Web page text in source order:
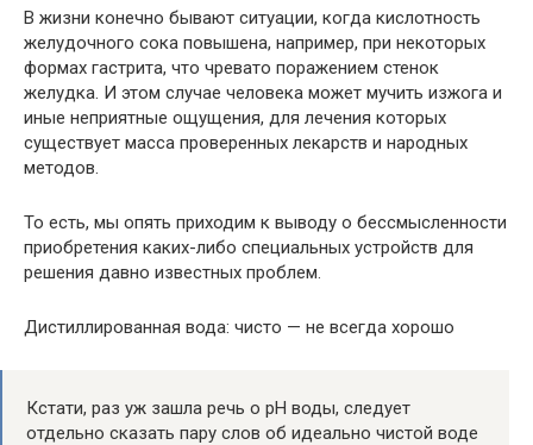
В жизни конечно бывают ситуации, когда кислотность
желудочного сока повышена, например, при некоторых
формах гастрита, что чревато поражением стенок
желудка. И этом случае человека может мучить изжога и
иные неприятные ощущения, для лечения которых
существует масса проверенных лекарств и народных
методов.
То есть, мы опять приходим к выводу о бессмысленности
приобретения каких-либо специальных устройств для
решения давно известных проблем.
Дистиллированная вода: чисто — не всегда хорошо
Кстати, раз уж зашла речь о рН воды, следует
отдельно сказать пару слов об идеально чистой воде